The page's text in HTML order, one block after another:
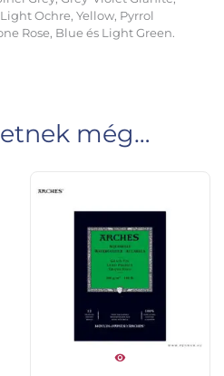
Ochre, Yellow, Pyrrol
Rose, Blue és Light Green.
még…